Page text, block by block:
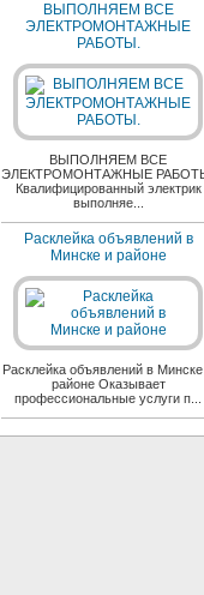
ВЫПОЛНЯЕМ ВСЕ
ЭЛЕКТРОМОНТАЖНЫЕ
РАБОТЫ.
ВЫПОЛНЯЕМ ВСЕ
ЭЛЕКТРОМОНТАЖНЫЕ
Квалифицированный электрик
выполняе...
Расклейка объявлений в
Минске и районе
Расклейка объявлений в
районе Оказывает
профессиональные услуги п...